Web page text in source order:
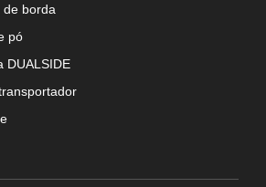
de borda
pó
DUALSIDE